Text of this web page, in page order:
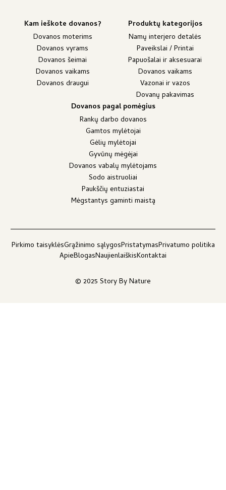
Kam ieškote dovanos?
Dovanos moterims
Dovanos vyrams
Dovanos šeimai
Dovanos vaikams
Dovanos draugui
Produktų kategorijos
Namų interjero detalės
Paveikslai / Printai
Papuošalai ir aksesuarai
Dovanos vaikams
Vazonai ir vazos
Dovanų pakavimas
Dovanos pagal pomėgius
Rankų darbo dovanos
Gamtos mylėtojai
Gėlių mylėtojai
Gyvūnų mėgėjai
Dovanos vabalų mylėtojams
Sodo aistruoliai
Paukščių entuziastai
Mėgstantys gaminti maistą
© 2025 Story By Nature
Pirkimo taisyklėsGrąžinimo sąlygosPristatymasPrivatumo politika
ApieBlogasNaujienlaiškisKontaktai